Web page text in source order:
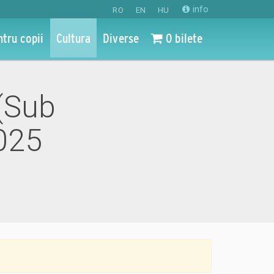
RO EN HU info
copii Cultura Diverse 0 bilete